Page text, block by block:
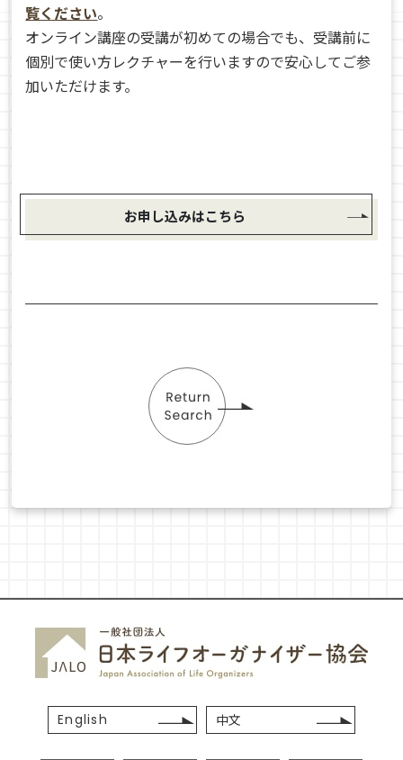
覧ください。
オンライン講座の受講が初めての場合でも、受講前に
個別で使い方レクチャーを行いますので安心してご参
加いただけます。
お申し込みはこちら
English 中文